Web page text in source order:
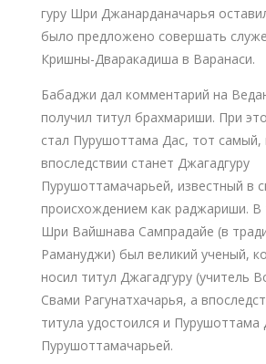
гуру Шри Джанарданачарья
было предложено совершать
Кришны-Дваракадиша в Варанаси.
Бабаджи дал комментарий на
получил титул брахмариши. При
стал Пурушоттама Дас, тот самый,
впоследствии станет Джагадгуру
Пурушоттамачарьей, известный в
происхождением как раджариши. В
Шри Вайшнава Сампрадайе (в
Рамануджи) был великий ученый,
носил титул Джагадгуру (учитель
Свами Рагунатхачарья, а
титула удостоился и Пурушоттама
Пурушоттамачарьей.